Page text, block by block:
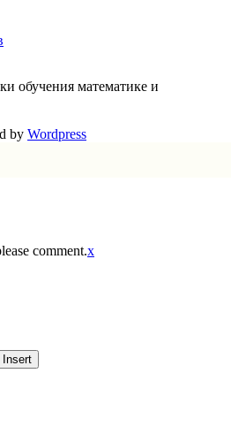
обучения математике и
by Wordpress
comment.x
Insert